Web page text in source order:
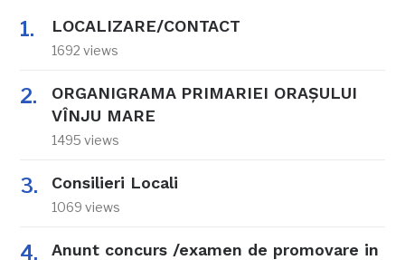
LOCALIZARE/CONTACT
1692 views
ORGANIGRAMA PRIMARIEI ORAŞULUI
VÎNJU MARE
1495 views
Consilieri Locali
1069 views
Anunt concurs /examen de promovare in